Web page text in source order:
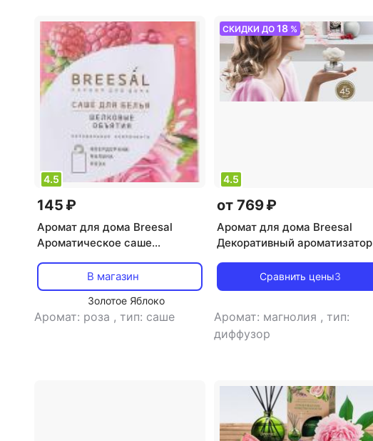
4.5
145 ₽
Аромат для дома Breesal
Ароматическое саше
В магазин
Золотое Яблоко
Аромат: роза , тип: саше
СКИДКИ ДО18 %
4.5
от 769 ₽
Аромат для дома Breesal
Декоративный ароматизатор
Сравнить цены3
Аромат: магнолия ,тип:
диффузор